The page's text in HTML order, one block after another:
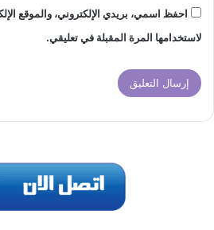
احفظ اسمي، بريدي الإلكتروني، والموقع
لاستخدامها المرة المقبلة في تعليقي.